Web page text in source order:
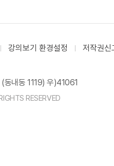
강의보기 환경설정 저작권신
동내동 1119) 우)41061
RESERVED